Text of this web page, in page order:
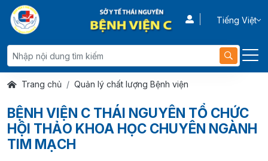
Tiếng Việt
Trang chủ Quản lý chất lượng Bệnh viện
BỆNH VIỆN C THÁI NGUYÊN TỔ CHỨC
HỘI THẢO KHOA HỌC CHUYÊN NGÀNH
TIM MẠCH